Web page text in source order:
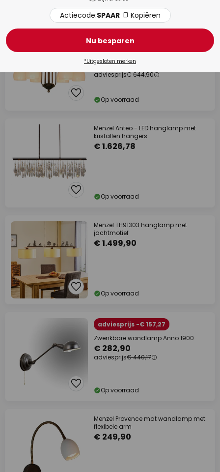
Op voorraad
ANNO 1900, stijlvolle 6-lichts
€ 609,90
adviesprijs€ 644,90
Op voorraad
Menzel Anteo - LED hanglamp met
kristallen hangers
€ 1.626,78
Op voorraad
Menzel TH91303 hanglamp met
jachtmotief
€ 1.499,90
Op voorraad
adviesprijs -€ 157,27
Zwenkbare wandlamp Anno 1900
€ 282,90
adviesprijs€ 440,17
Op voorraad
Menzel Provence mat wandlamp met
flexibele arm
€ 249,90
Actiecode:SPAAR Kopiëren
Nu besparen
*Uitgesloten merken